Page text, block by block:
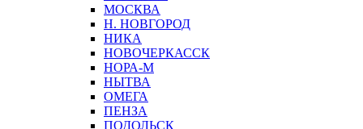
МОСКВА
Н. НОВГОРОД
НИКА
НОВОЧЕРКАССК
НОРА-М
НЫТВА
ОМЕГА
ПЕНЗА
ПОДОЛЬСК